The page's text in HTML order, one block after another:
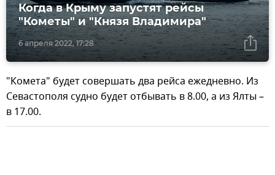
6 апреля 2022, 17:28
Когда в Крыму запустят рейсы
"Кометы" и "Князя Владимира"
"Комета" будет совершать два рейса ежедневно. Из
Севастополя судно будет отбывать в 8.00, а из Ялты –
в 17.00.